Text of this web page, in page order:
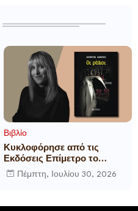
Βιβλίο
Κυκλοφόρησε από τις
Εκδόσεις Επίμετρο το
αστυνομικό μυθιστόρημα της
Κατερίνας Πανούση Οι ρόλοι
Πέμπτη, Ιουλίου 30, 2026